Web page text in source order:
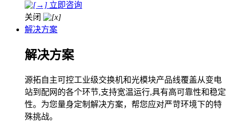
立即咨询
关闭
解决方案
解决方案
源拓自主可控工业级交换机和光模块产品线覆盖从变电
站到配网的各个环节,支持宽温运行,具有高可靠性和稳定
性。为您量身定制解决方案，帮您应对严苛环境下的特
殊挑战。